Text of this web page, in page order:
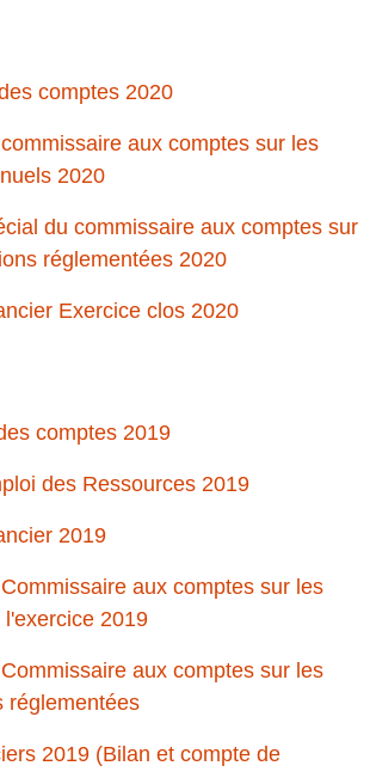
comptes 2020
aux comptes sur les
2020
du commissaire aux comptes sur
réglementées 2020
Exercice clos 2020
comptes 2019
des Ressources 2019
2019
aux comptes sur les
2019
aux comptes sur les
réglementées
2019 (Bilan et compte de